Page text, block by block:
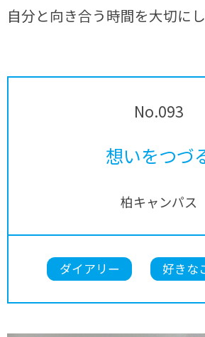
自分と向き合う時間を大切にし
No.093
想いをつづ
柏キャンパス
ダイアリー 好きな